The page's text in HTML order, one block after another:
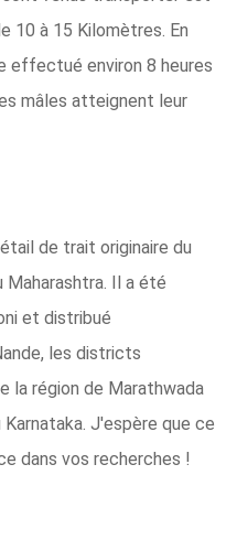
10 à 15 Kilomètres. En
effectué environ 8 heures
mâles atteignent leur
de trait originaire du
Il a été
et distribué
les districts
la région de Marathwada
J'espère que ce
dans vos recherches !